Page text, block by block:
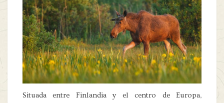
Situada entre Finlandia y el centro de Europa,